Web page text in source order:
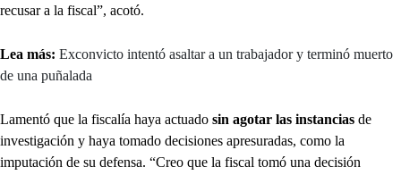
recusar a la fiscal”, acotó.
Lea más: Exconvicto intentó asaltar a un trabajador y terminó muerto
de una puñalada
Lamentó que la fiscalía haya actuado sin agotar las instancias de
investigación y haya tomado decisiones apresuradas, como la
imputación de su defensa. “Creo que la fiscal tomó una decisión